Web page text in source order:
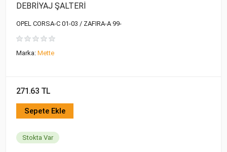
DEBRİYAJ ŞALTERİ
OPEL CORSA-C 01-03 / ZAFIRA-A 99-
Marka: Mette
271.63 TL
Sepete Ekle
Stokta Var